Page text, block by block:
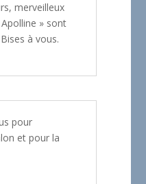
merveilleux
» sont
à vous.
pour
et pour la